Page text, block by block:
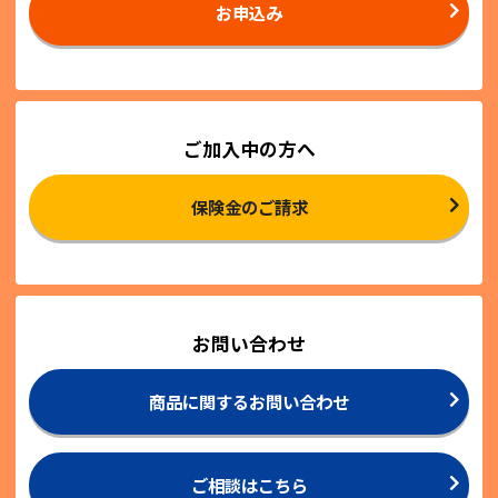
お申込み
ご加入中の方へ
保険金のご請求
お問い合わせ
商品に関するお問い合わせ
ご相談はこちら